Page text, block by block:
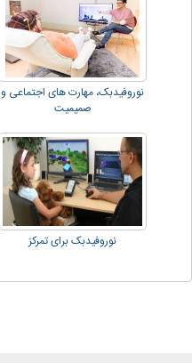
نوروفیدبک، مهارت های اجتماعی و
صمیمیت
نوروفیدبک برای تمرکز